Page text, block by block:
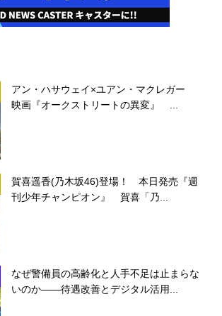
アン・ハサウェイ×ユアン・マクレガー
映画『オークストリートの異変』 ...
賀喜遥香(乃木坂46)登場！ 本日発売『週
刊少年チャンピオン』 賀喜「乃...
なぜ警備員の高齢化と人手不足は止まらな
いのか――待遇改善とデジタル活用...